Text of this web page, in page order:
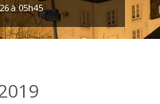
à 05h45